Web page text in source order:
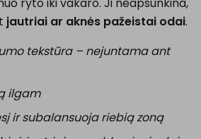
jautriai ar aknės pažeistai odai.
tekstūra – nejuntama ant
ilgam
ir subalansuoja riebią zoną